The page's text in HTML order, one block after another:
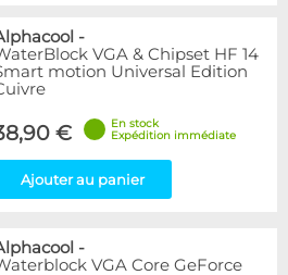
-
VGA & Chipset HF 14
motion Universal Edition
€
En stock
Expédition immédiate
Ajouter au panier
-
VGA Core GeForce